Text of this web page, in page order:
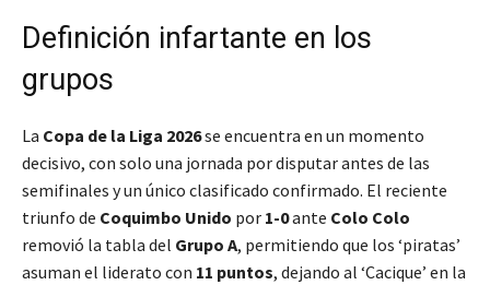
Definición infartante en los
grupos
La Copa de la Liga 2026se encuentra en un momento
decisivo, con solo una jornada por disputar antes de las
semifinales y un único clasificado confirmado. El reciente
triunfo de Coquimbo Unido por 1-0ante Colo Colo
removió la tabla del Grupo A, permitiendo que los ‘piratas’
asuman el liderato con 11 puntos, dejando al ‘Cacique’ en la